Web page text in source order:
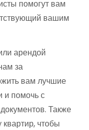
помогут вам
вашим
арендой
за
вам лучшие
и помочь с
Также
чтобы